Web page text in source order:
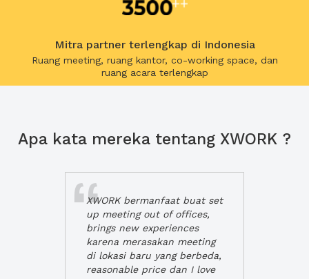
Mitra partner terlengkap di Indonesia
Ruang meeting, ruang kantor, co-working space, dan
ruang acara terlengkap
Apa kata mereka tentang XWORK ?
XWORK bermanfaat buat set
up meeting out of offices,
brings new experiences
karena merasakan meeting
di lokasi baru yang berbeda,
reasonable price dan I love